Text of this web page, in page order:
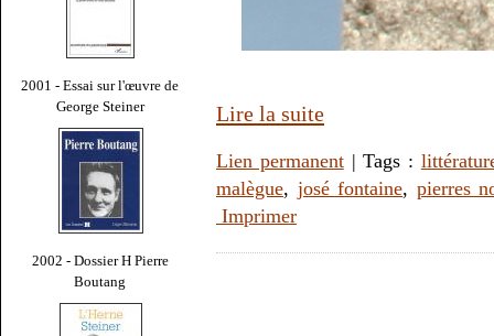
2001 - Essai sur l'œuvre de
George Steiner
2002 - Dossier H Pierre
Boutang
Lire la suite
Lien permanent| Tags :
malègue, josé fontaine, pierres
Imprimer